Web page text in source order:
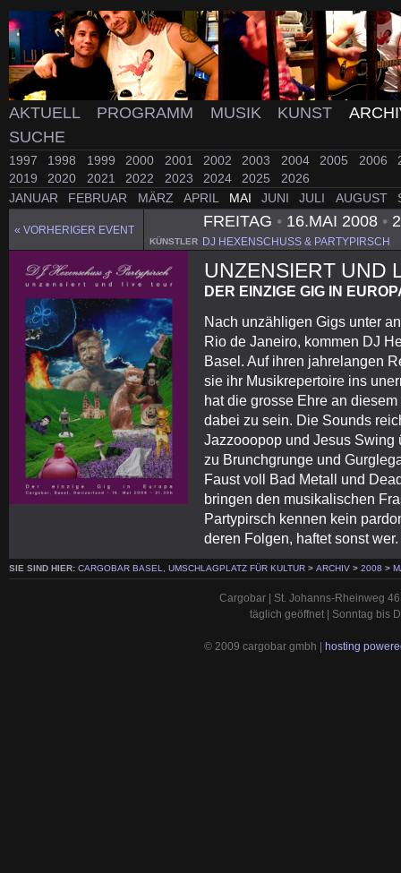
AKTUELL PROGRAMM MUSIK KUNST
SUCHE
1997 1998 1999 2000 2001 2002 2003 2004 2005 2006
2019
2020 2021 2022 2023 2024 2025
2026
JANUAR
FEBRUAR MÄRZ APRIL MAI JUNI JULI AUGUST
« VORHERIGER EVENT
FREITAG •16.MAI 2008 •
KÜNSTLER DJ HEXENSCHUSS & PARTYPIRSCH
UNZENSIERT UND
DER EINZIGE GIG IN
Nach unzähligen Gigs unter
Rio de Janeiro, kommen DJ
Basel. Auf ihren jahrelangen
sie ihr Musikrepertoire ins
hat die grosse Ehre an
dabei zu sein. Die Sounds
Jazzooopop und Jesus Swing
zu Brunchgrunge und
Faust voll Bad Metall und
bringen den musikalischen
Partypirsch kennen kein
deren Folgen, haftet sonst
SIE SIND HIER: CARGOBAR BASEL, UMSCHLAGPLATZ FÜR KULTUR > ARCHIV > 2008 >
Cargobar | St. Johanns-Rheinweg
täglich geöffnet | Sonntag bis
© 2009 cargobar gmbh | hosting